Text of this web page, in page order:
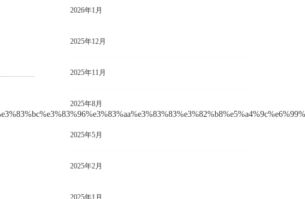
2026年1月
2025年12月
2025年11月
2025年8月
2025年5月
2025年2月
2025年1月